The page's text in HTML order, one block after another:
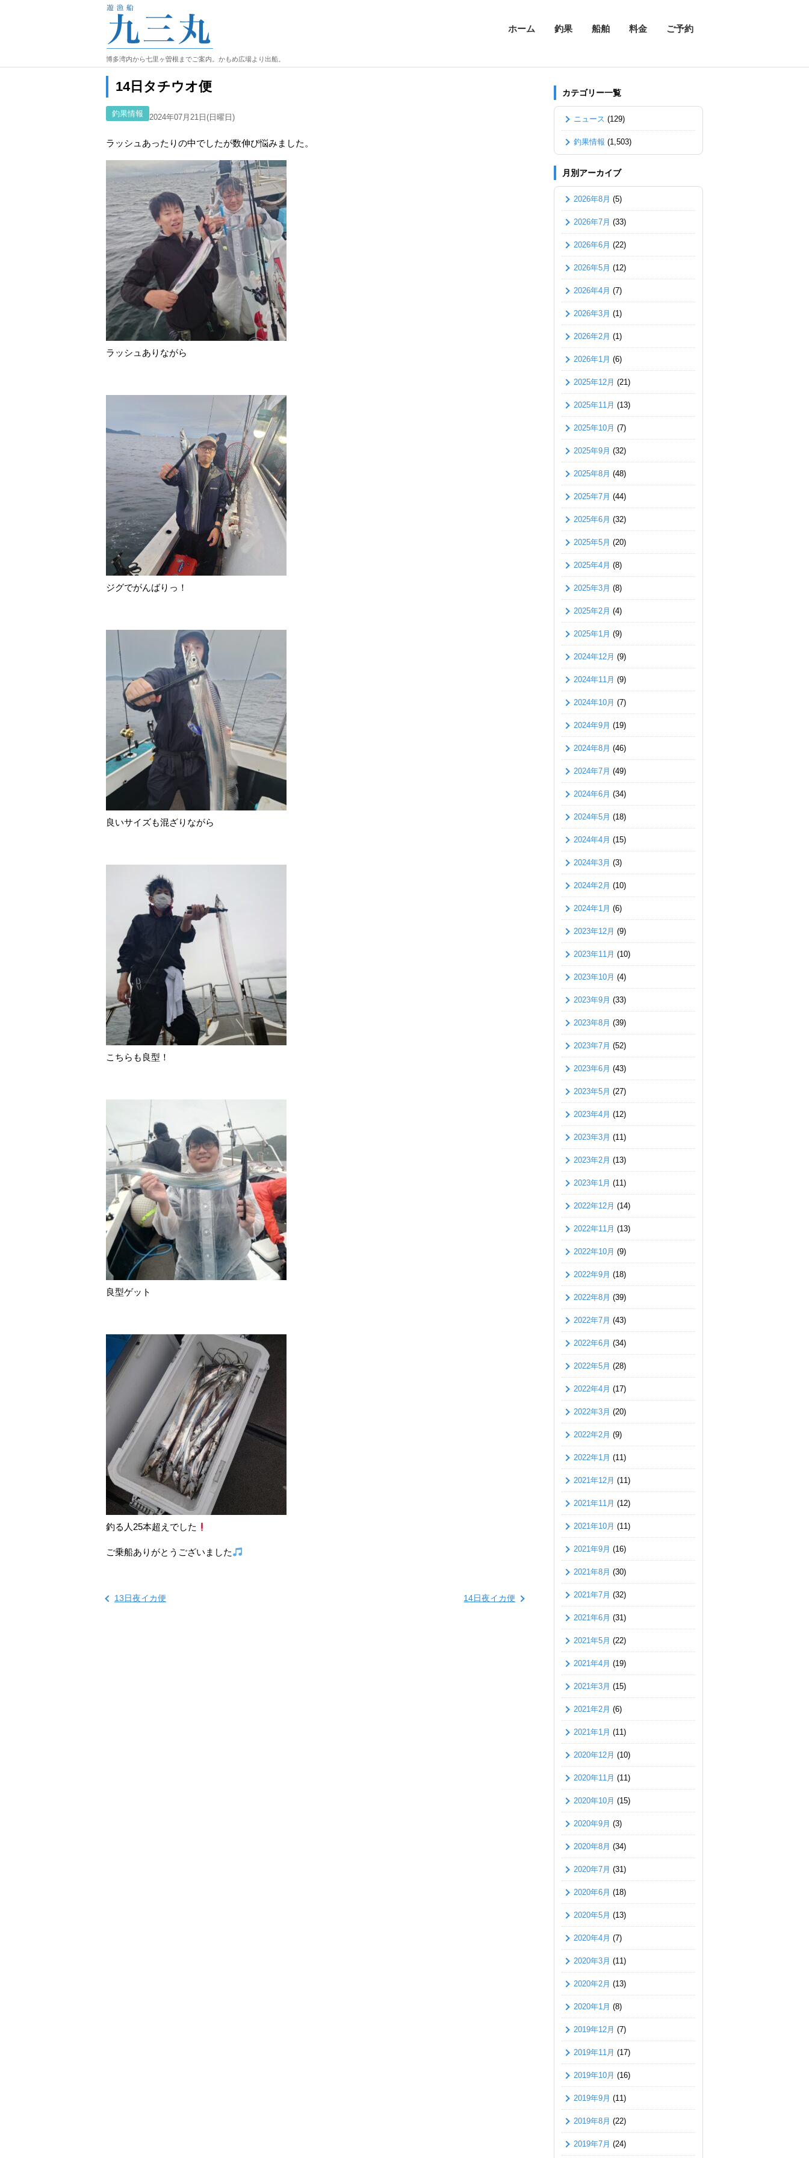
博多湾内から七里ヶ曽根までご案内。かもめ広場より出船。
ホーム 釣果 船舶 料金 ご予約
14日タチウオ便
釣果情報 2024年07月21日(日曜日)
ラッシュあったりの中でしたが数伸び悩みました。
ラッシュありながら
ジグでがんばりっ！
良いサイズも混ざりながら
こちらも良型！
良型ゲット
釣る人25本超えでした
ご乗船ありがとうございました
13日夜イカ便 14日夜イカ便
カテゴリー一覧
ニュース (129)
釣果情報 (1,503)
月別アーカイブ
2026年8月 (5)
2026年7月 (33)
2026年6月 (22)
2026年5月 (12)
2026年4月 (7)
2026年3月 (1)
2026年2月 (1)
2026年1月 (6)
2025年12月 (21)
2025年11月 (13)
2025年10月 (7)
2025年9月 (32)
2025年8月 (48)
2025年7月 (44)
2025年6月 (32)
2025年5月 (20)
2025年4月 (8)
2025年3月 (8)
2025年2月 (4)
2025年1月 (9)
2024年12月 (9)
2024年11月 (9)
2024年10月 (7)
2024年9月 (19)
2024年8月 (46)
2024年7月 (49)
2024年6月 (34)
2024年5月 (18)
2024年4月 (15)
2024年3月 (3)
2024年2月 (10)
2024年1月 (6)
2023年12月 (9)
2023年11月 (10)
2023年10月 (4)
2023年9月 (33)
2023年8月 (39)
2023年7月 (52)
2023年6月 (43)
2023年5月 (27)
2023年4月 (12)
2023年3月 (11)
2023年2月 (13)
2023年1月 (11)
2022年12月 (14)
2022年11月 (13)
2022年10月 (9)
2022年9月 (18)
2022年8月 (39)
2022年7月 (43)
2022年6月 (34)
2022年5月 (28)
2022年4月 (17)
2022年3月 (20)
2022年2月 (9)
2022年1月 (11)
2021年12月 (11)
2021年11月 (12)
2021年10月 (11)
2021年9月 (16)
2021年8月 (30)
2021年7月 (32)
2021年6月 (31)
2021年5月 (22)
2021年4月 (19)
2021年3月 (15)
2021年2月 (6)
2021年1月 (11)
2020年12月 (10)
2020年11月 (11)
2020年10月 (15)
2020年9月 (3)
2020年8月 (34)
2020年7月 (31)
2020年6月 (18)
2020年5月 (13)
2020年4月 (7)
2020年3月 (11)
2020年2月 (13)
2020年1月 (8)
2019年12月 (7)
2019年11月 (17)
2019年10月 (16)
2019年9月 (11)
2019年8月 (22)
2019年7月 (24)